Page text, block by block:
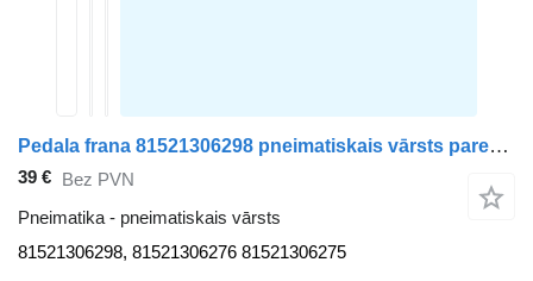
Pedala frana 81521306298 pneimatiskais vārsts paredzēts MAN TGX vilcēja
39 € Bez PVN
Pneimatika - pneimatiskais vārsts
81521306298, 81521306276 81521306275